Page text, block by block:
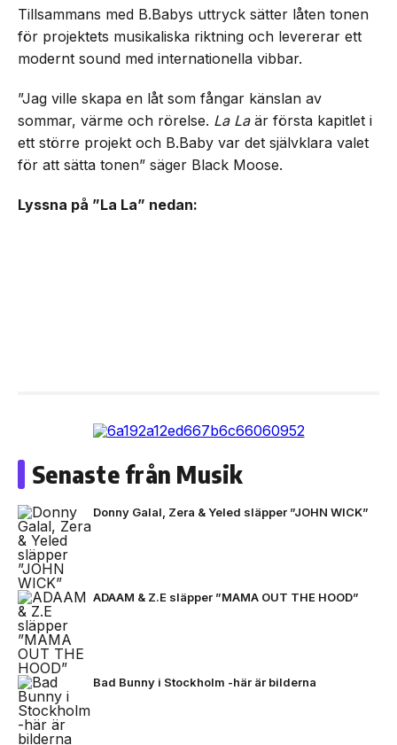
Tillsammans med B.Babys uttryck sätter låten tonen
för projektets musikaliska riktning och levererar ett
modernt sound med internationella vibbar.
”Jag ville skapa en låt som fångar känslan av
sommar, värme och rörelse. La Laär första kapitlet i
ett större projekt och B.Baby var det självklara valet
för att sätta tonen” säger Black Moose.
Lyssna på ”La La” nedan:
Senaste från Musik
Donny Galal, Zera & Yeled släpper ”JOHN WICK”
ADAAM & Z.E släpper ”MAMA OUT THE HOOD”
Bad Bunny i Stockholm -här är bilderna